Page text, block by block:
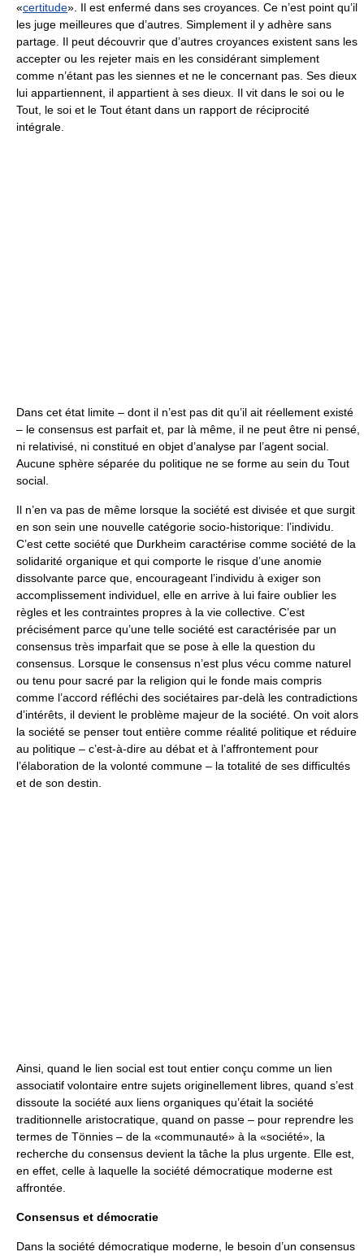
«certitude». Il est enfermé dans ses croyances. Ce n’est point qu’il
les juge meilleures que d’autres. Simplement il y adhère sans
partage. Il peut découvrir que d’autres croyances existent sans les
accepter ou les rejeter mais en les considérant simplement
comme n’étant pas les siennes et ne le concernant pas. Ses dieux
lui appartiennent, il appartient à ses dieux. Il vit dans le soi ou le
Tout, le soi et le Tout étant dans un rapport de réciprocité
intégrale.
Dans cet état limite – dont il n’est pas dit qu’il ait réellement existé
– le consensus est parfait et, par là même, il ne peut être ni pensé,
ni relativisé, ni constitué en objet d’analyse par l’agent social.
Aucune sphère séparée du politique ne se forme au sein du Tout
social.
Il n’en va pas de même lorsque la société est divisée et que surgit
en son sein une nouvelle catégorie socio-historique: l’individu.
C’est cette société que Durkheim caractérise comme société de la
solidarité organique et qui comporte le risque d’une anomie
dissolvante parce que, encourageant l’individu à exiger son
accomplissement individuel, elle en arrive à lui faire oublier les
règles et les contraintes propres à la vie collective. C’est
précisément parce qu’une telle société est caractérisée par un
consensus très imparfait que se pose à elle la question du
consensus. Lorsque le consensus n’est plus vécu comme naturel
ou tenu pour sacré par la religion qui le fonde mais compris
comme l’accord réfléchi des sociétaires par-delà les contradictions
d’intérêts, il devient le problème majeur de la société. On voit alors
la société se penser tout entière comme réalité politique et réduire
au politique – c’est-à-dire au débat et à l’affrontement pour
l’élaboration de la volonté commune – la totalité de ses difficultés
et de son destin.
Ainsi, quand le lien social est tout entier conçu comme un lien
associatif volontaire entre sujets originellement libres, quand s’est
dissoute la société aux liens organiques qu’était la société
traditionnelle aristocratique, quand on passe – pour reprendre les
termes de Tönnies – de la «communauté» à la «société», la
recherche du consensus devient la tâche la plus urgente. Elle est,
en effet, celle à laquelle la société démocratique moderne est
affrontée.
Consensus et démocratie
Dans la société démocratique moderne, le besoin d’un consensus